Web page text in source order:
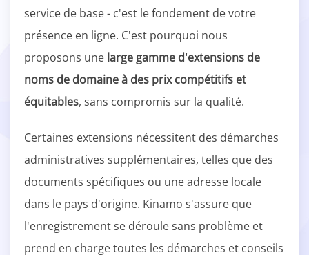
service de base - c'est le fondement de votre
présence en ligne. C'est pourquoi nous
proposons une large gamme d'extensions de
noms de domaine à des prix compétitifs et
équitables, sans compromis sur la qualité.
Certaines extensions nécessitent des démarches
administratives supplémentaires, telles que des
documents spécifiques ou une adresse locale
dans le pays d'origine. Kinamo s'assure que
l'enregistrement se déroule sans problème et
prend en charge toutes les démarches et conseils